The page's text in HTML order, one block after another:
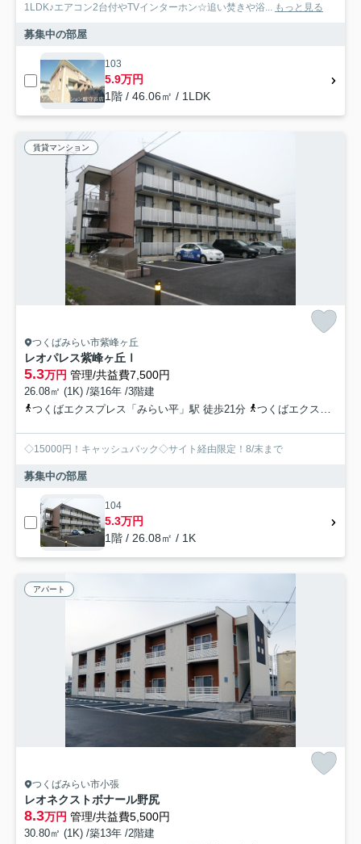
1LDK♪エアコン2台付やTVインターホン☆追い焚きや浴... もっと見る
募集中の部屋
103
5.9万円
1階 / 46.06㎡ / 1LDK
賃貸マンション
つくばみらい市紫峰ヶ丘
レオパレス紫峰ヶ丘Ⅰ
5.3万円 管理/共益費7,500円
26.08㎡ (1K) /築16年 /3階建
つくばエクスプレス「みらい平」駅 徒歩21分
つくばエクスプレス「みどりの」駅 徒歩49分
◇15000円！キャッシュバック◇サイト経由限定！8/末まで
募集中の部屋
104
5.3万円
1階 / 26.08㎡ / 1K
アパート
つくばみらい市小張
レオネクストボナール野尻
8.3万円 管理/共益費5,500円
30.80㎡ (1K) /築13年 /2階建